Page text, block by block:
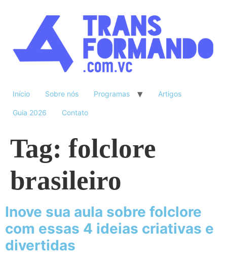
Início Sobre nós Programas Artigos
Guia 2026 Contato
Tag: folclore
brasileiro
Inove sua aula sobre folclore
com essas 4 ideias criativas e
divertidas